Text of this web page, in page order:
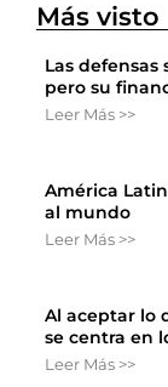
Más visto
Las
pero su
Leer Más >>
América
al mundo
Leer Más >>
Al aceptar lo
se centra en
Leer Más >>